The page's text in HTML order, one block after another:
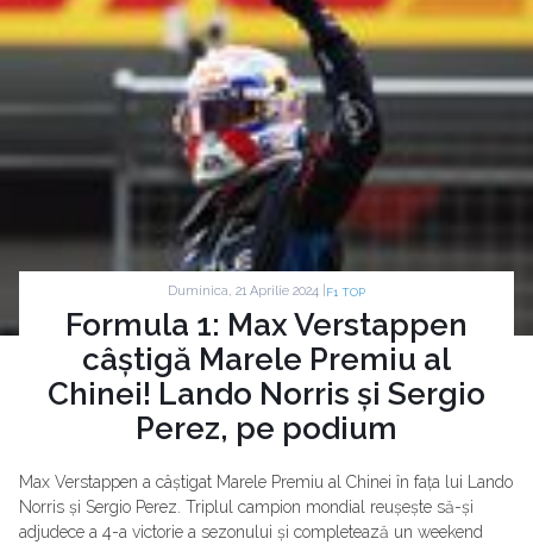
Duminica, 21 Aprilie 2024 | F1 TOP
Formula 1: Max Verstappen
câștigă Marele Premiu al
Chinei! Lando Norris și Sergio
Perez, pe podium
Max Verstappen a câștigat Marele Premiu al Chinei în fața lui Lando
Norris și Sergio Perez. Triplul campion mondial reușește să-și
adjudece a 4-a victorie a sezonului și completează un weekend